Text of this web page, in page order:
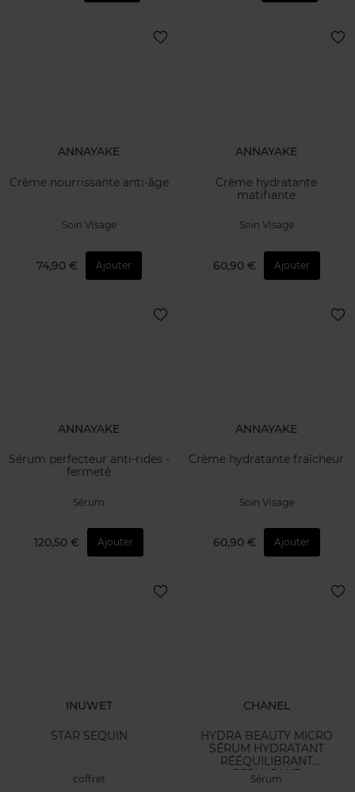
ANNAYAKE
Crème nourrissante anti-âge
Soin VIsage
74,90 € Ajouter
ANNAYAKE
Crème hydratante
matifiante
Soin VIsage
60,90 € Ajouter
ANNAYAKE
Sérum perfecteur anti-rides -
fermeté
Sérum
120,50 € Ajouter
ANNAYAKE
Crème hydratante fraîcheur
Soin VIsage
60,90 € Ajouter
INUWET
STAR SEQUIN
coffret
CHANEL
HYDRA BEAUTY MICRO
SÉRUM HYDRATANT
RÉÉQUILIBRANT
REPULPANT
Sérum